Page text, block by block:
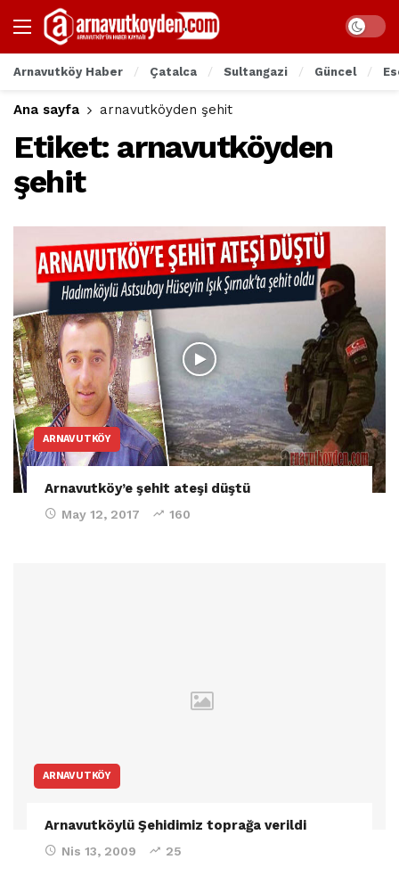
Arnavutköy Haber Çatalca Sultangazi Güncel
Ana sayfa arnavutköyden şehit
Etiket: arnavutköyden
şehit
ARNAVUTKÖY
Arnavutköy’e şehit ateşi düştü
May 12, 2017 160
ARNAVUTKÖY
Arnavutköylü Şehidimiz toprağa verildi
Nis 13, 2009 25